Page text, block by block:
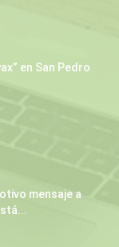
en San Pedro
mensaje a